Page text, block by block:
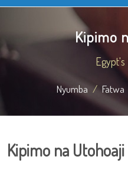
Kipimo
Egypt's
Nyumba Fatwa
Kipimo na Utohoaji